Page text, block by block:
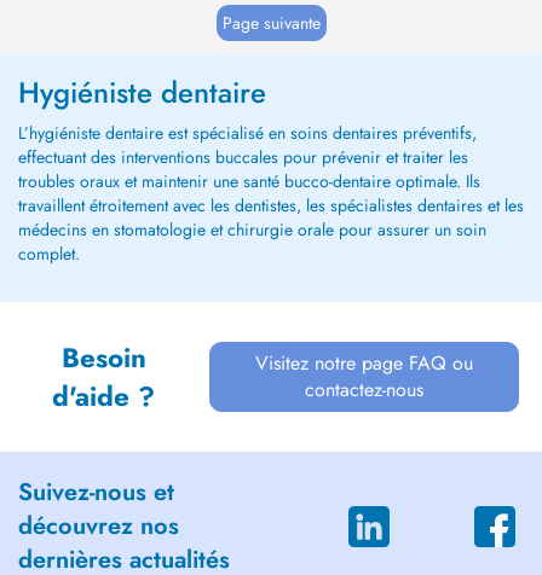
Page suivante
Hygiéniste dentaire
L’hygiéniste dentaire est spécialisé en soins dentaires préventifs,
effectuant des interventions buccales pour prévenir et traiter les
troubles oraux et maintenir une santé bucco-dentaire optimale. Ils
travaillent étroitement avec les dentistes, les spécialistes dentaires et les
médecins en stomatologie et chirurgie orale pour assurer un soin
complet.
Besoin
d'aide ?
Visitez notre page FAQ ou
contactez-nous
Suivez-nous et
découvrez nos
dernières actualités